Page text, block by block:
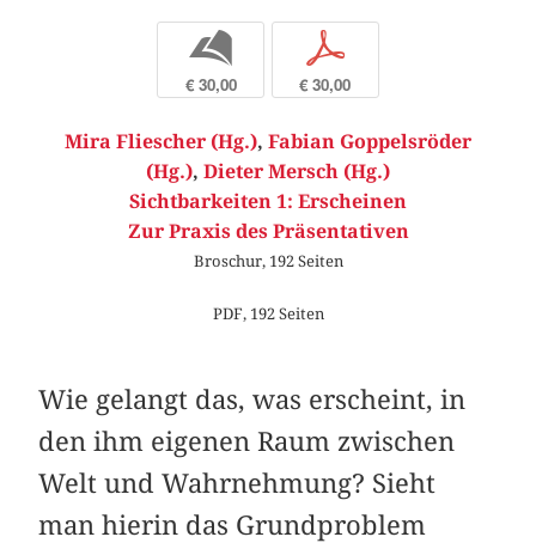
b
€ 30,00
p
€ 30,00
Mira Fliescher (Hg.), Fabian Goppelsröder
(Hg.), Dieter Mersch (Hg.)
Sichtbarkeiten 1: Erscheinen
Zur Praxis des Präsentativen
Broschur, 192 Seiten
PDF, 192 Seiten
Wie gelangt das, was erscheint, in
den ihm eigenen Raum zwischen
Welt und Wahrnehmung? Sieht
man hierin das Grundproblem